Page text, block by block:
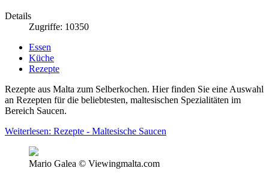
Details
Zugriffe: 10350
Essen
Küche
Rezepte
Rezepte aus Malta zum Selberkochen. Hier finden Sie eine Auswahl
an Rezepten für die beliebtesten, maltesischen Spezialitäten im
Bereich Saucen.
Weiterlesen: Rezepte - Maltesische Saucen
Mario Galea © Viewingmalta.com